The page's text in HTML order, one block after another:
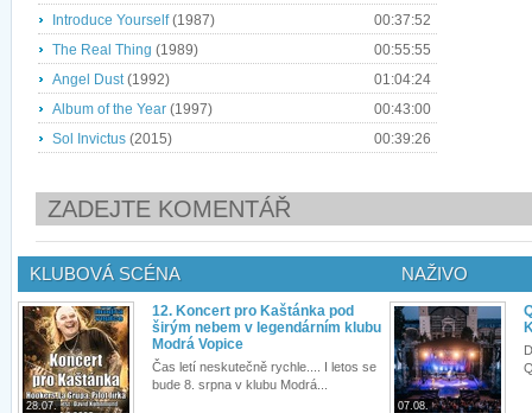
Introduce Yourself(1987)
00:37:52
The Real Thing (1989)
00:55:55
Angel Dust(1992)
01:04:24
Album of the Year (1997)
00:43:00
Sol Invictus (2015) 00:39:26
ZADEJTE KOMENTÁŘ
KLUBOVÁ SCÉNA
28.07.
12. Koncert pro Kaštánka pod
širým nebem v legendárním klubu
Modrá Vopice
Čas letí neskutečně rychle.... I letos se
bude 8. srpna v klubu Modrá...
NAŽIVO
07.08.